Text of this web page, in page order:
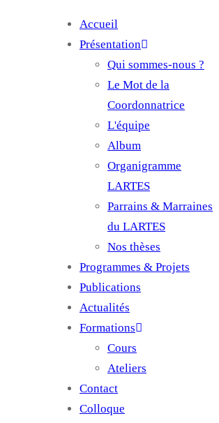
Main
navigation
Accueil
Présentation
Qui sommes-nous ?
Le Mot de la
Coordonnatrice
L'équipe
Album
Organigramme
LARTES
Parrains & Marraines
du LARTES
Nos thèses
Programmes & Projets
Publications
Actualités
Formations
Cours
Ateliers
Contact
Colloque